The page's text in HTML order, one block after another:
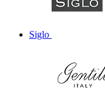
Siglo